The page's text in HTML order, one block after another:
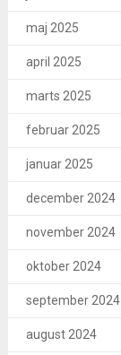
maj 2025
april 2025
marts 2025
februar 2025
januar 2025
december 2024
november 2024
oktober 2024
september 2024
august 2024